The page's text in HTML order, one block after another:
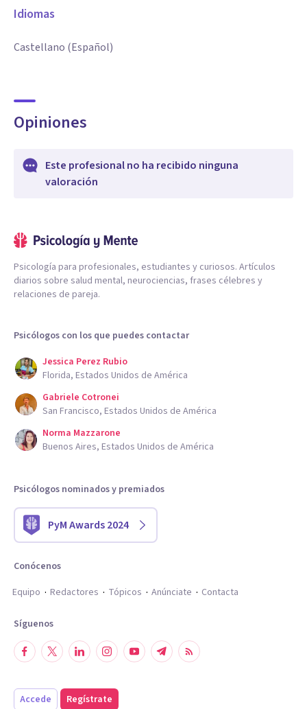
Idiomas
Castellano (Español)
Opiniones
Este profesional no ha recibido ninguna
valoración
Psicología para profesionales, estudiantes y curiosos. Artículos
diarios sobre salud mental, neurociencias, frases célebres y
relaciones de pareja.
Psicólogos con los que puedes contactar
Jessica Perez Rubio
Florida, Estados Unidos de América
Gabriele Cotronei
San Francisco, Estados Unidos de América
Norma Mazzarone
Buenos Aires, Estados Unidos de América
Psicólogos nominados y premiados
PyM Awards 2024
Conócenos
Equipo
Redactores Tópicos Anúnciate Contacta
Síguenos
Accede Regístrate